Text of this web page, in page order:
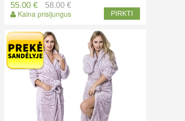
55.00 €
Kaina prisijungus
58.00 €
PIRKTI